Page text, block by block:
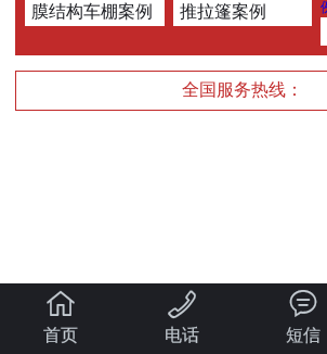
膜结构车棚案例
推拉篷案例
全国服务热线：

首页

电话

短信